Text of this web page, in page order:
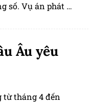
số. Vụ án phát đi
Âu yêu
từ tháng 4 đến